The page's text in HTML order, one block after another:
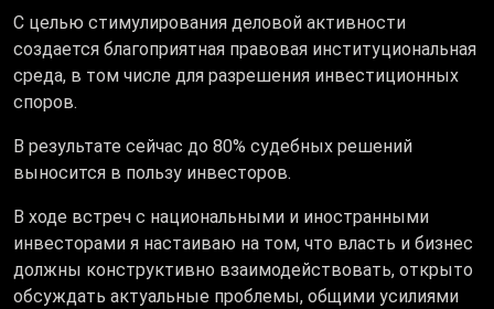
С целью стимулирования деловой активности
создается благоприятная правовая институциональная
среда, в том числе для разрешения инвестиционных
споров.
В результате сейчас до 80% судебных решений
выносится в пользу инвесторов.
В ходе встреч с национальными и иностранными
инвесторами я настаиваю на том, что власть и бизнес
должны конструктивно взаимодействовать, открыто
обсуждать актуальные проблемы, общими усилиями